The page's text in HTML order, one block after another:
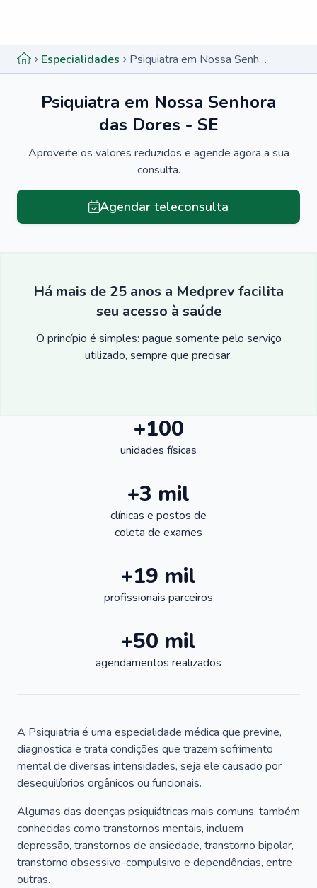
Especialidades Psiquiatra em Nossa Senhora das Dores - SE
Psiquiatra em Nossa Senhora
das Dores - SE
Aproveite os valores reduzidos e agende agora a sua
consulta.
Agendar teleconsulta
Há mais de 25 anos a Medprev facilita
seu acesso à saúde
O princípio é simples: pague somente pelo serviço
utilizado, sempre que precisar.
+100
unidades físicas
+3 mil
clínicas e postos de
coleta de exames
+19 mil
profissionais parceiros
+50 mil
agendamentos realizados
A Psiquiatria é uma especialidade médica que previne,
diagnostica e trata condições que trazem sofrimento
mental de diversas intensidades, seja ele causado por
desequilíbrios orgânicos ou funcionais.
Algumas das doenças psiquiátricas mais comuns, também
conhecidas como transtornos mentais, incluem
depressão, transtornos de ansiedade, transtorno bipolar,
transtorno obsessivo-compulsivo e dependências, entre
outras.